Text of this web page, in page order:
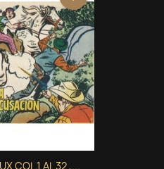
COL.1 AL 32 ,...